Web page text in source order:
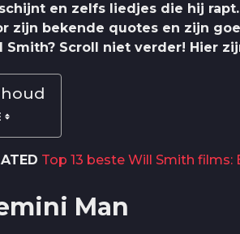
en zelfs liedjes die hij
zijn bekende quotes en zijn
Smith? Scroll niet verder! Hier
Top 13 beste Will Smith
Man